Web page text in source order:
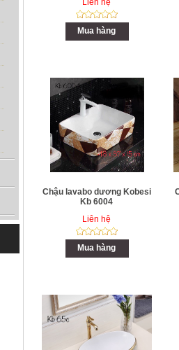
Liên hệ
Mua hàng
Chậu lavabo dương Kobesi
Kb 6004
Liên hệ
Mua hàng